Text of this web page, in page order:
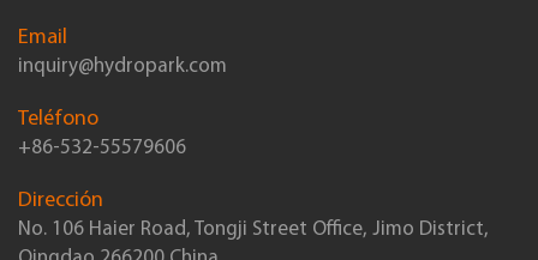
Email
inquiry@hydropark.com
Teléfono
+86-532-55579606
Dirección
No. 106 Haier Road, Tongji Street Office, Jimo District,